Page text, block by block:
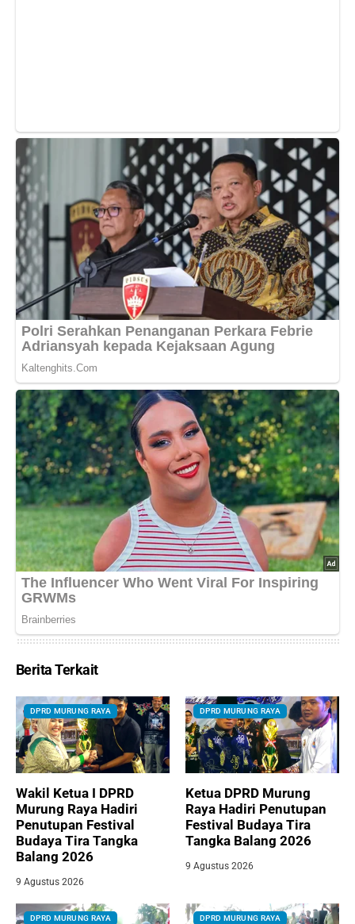
Berita Terkait
DPRD MURUNG RAYA
Wakil Ketua I DPRD
Murung Raya Hadiri
Penutupan Festival
Budaya Tira Tangka
Balang 2026
9 Agustus 2026
DPRD MURUNG RAYA
Ketua DPRD Murung
Raya Hadiri Penutupan
Festival Budaya Tira
Tangka Balang 2026
9 Agustus 2026
DPRD MURUNG RAYA DPRD MURUNG RAYA